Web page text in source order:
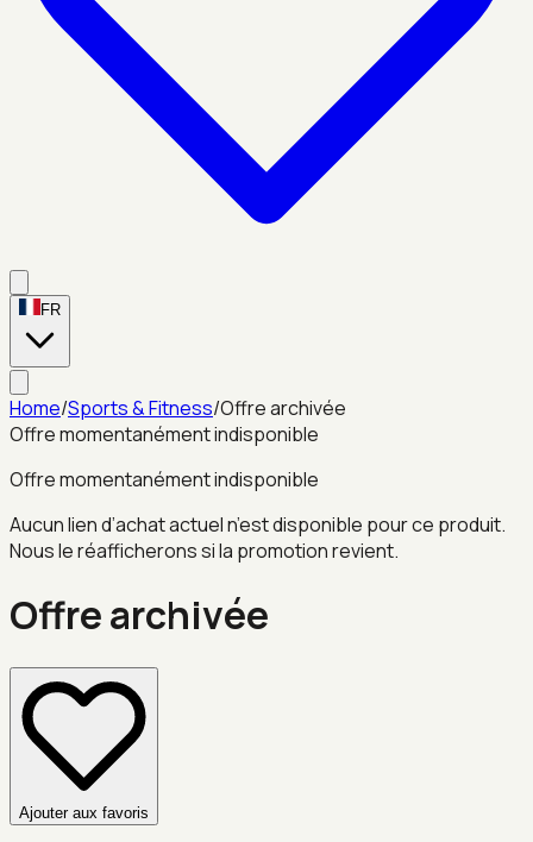
FR
Home/Sports & Fitness/Offre archivée
Offre momentanément indisponible
Offre momentanément indisponible
Aucun lien d’achat actuel n’est disponible pour ce produit.
Nous le réafficherons si la promotion revient.
Offre archivée
Ajouter aux favoris